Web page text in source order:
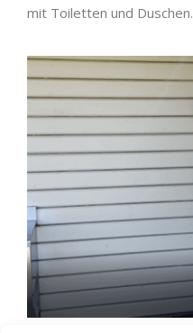
mit Toiletten und Duschen.